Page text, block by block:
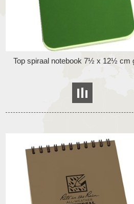
Top spiraal notebook 7½ x 12½ cm